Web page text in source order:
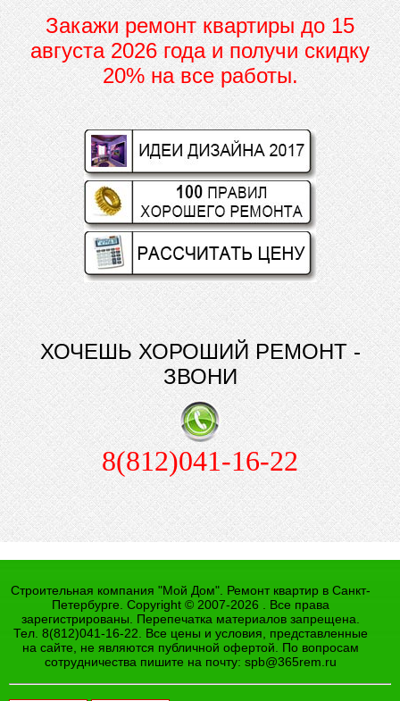
Закажи ремонт квартиры до15
августа 2026 года и получи скидку
20% на все работы.
ХОЧЕШЬ ХОРОШИЙ РЕМОНТ -
ЗВОНИ
8(812)041-16-22
Строительная компания "Мой Дом". Ремонт квартир в Санкт-
Петербурге. Copyright © 2007-2026 . Все права
зарегистрированы. Перепечатка материалов запрещена.
Тел. 8(812)041-16-22. Все цены и условия, представленные
на сайте, не являются публичной офертой. По вопросам
сотрудничества пишите на почту: spb@365rem.ru